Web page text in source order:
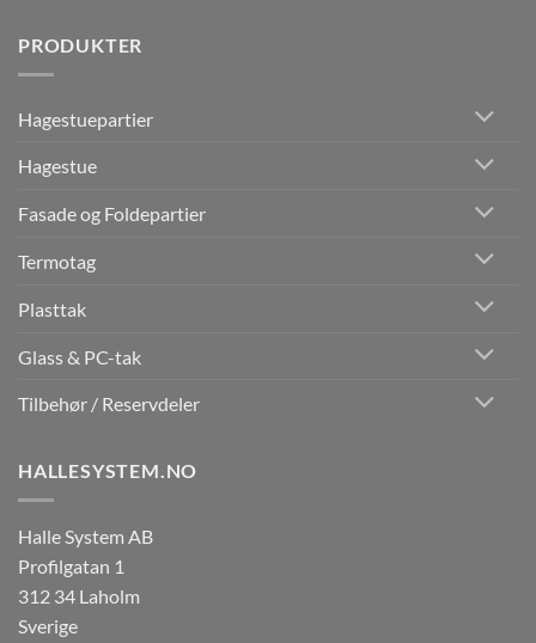
PRODUKTER
Hagestuepartier
Hagestue
Fasade og Foldepartier
Termotag
Plasttak
Glass & PC-tak
Tilbehør / Reservdeler
HALLESYSTEM.NO
Halle System AB
Profilgatan 1
312 34 Laholm
Sverige